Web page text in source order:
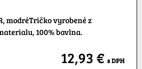
modréTričko vyrobené z
100% bavlna.
12,93 € s DPH